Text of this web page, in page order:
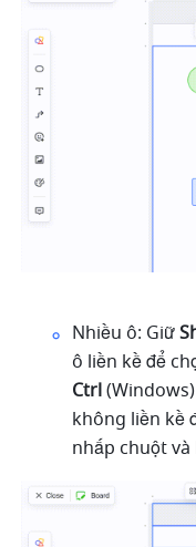
Nhiều ô: Giữ
ô liền kề để
Ctrl
không liền kề
nhấp chuột